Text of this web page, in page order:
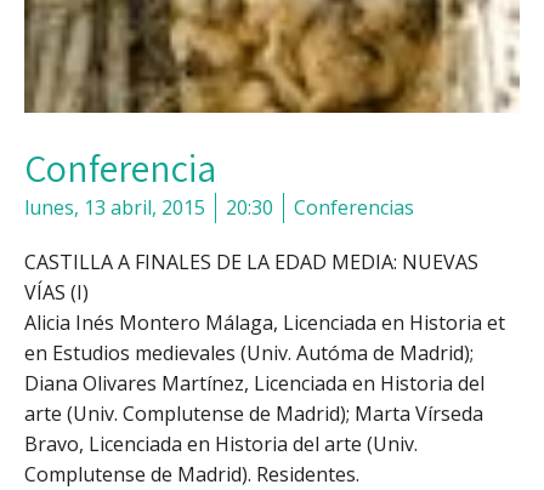
Conferencia
lunes, 13 abril, 2015 20:30 Conferencias
CASTILLA A FINALES DE LA EDAD MEDIA: NUEVAS
VÍAS (I)
Alicia Inés Montero Málaga, Licenciada en Historia et
en Estudios medievales (Univ. Autóma de Madrid);
Diana Olivares Martínez, Licenciada en Historia del
arte (Univ. Complutense de Madrid); Marta Vírseda
Bravo, Licenciada en Historia del arte (Univ.
Complutense de Madrid). Residentes.